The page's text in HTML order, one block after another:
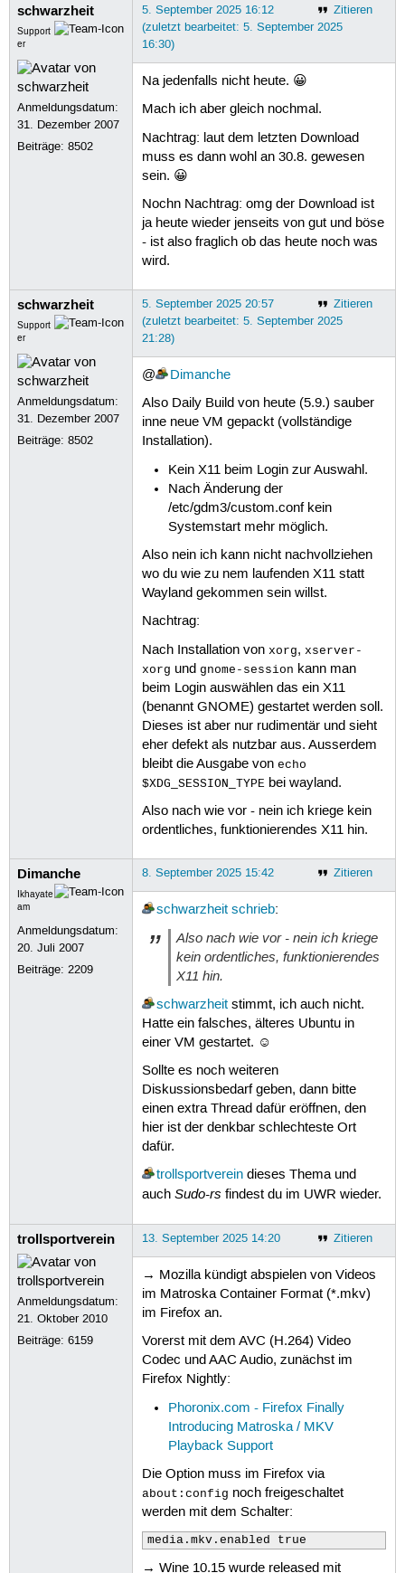
schwarzheit
Support
er
Anmeldungsdatum:
31. Dezember 2007
Beiträge:8502
Zitieren
5. September 2025 16:12
(zuletzt bearbeitet: 5. September 2025
16:30)
Na jedenfalls nicht heute. 😀
Mach ich aber gleich nochmal.
Nachtrag: laut dem letzten Download
muss es dann wohl an 30.8. gewesen
sein. 😀
Nochn Nachtrag: omg der Download ist
ja heute wieder jenseits von gut und böse
- ist also fraglich ob das heute noch was
wird.
schwarzheit
Support
er
Anmeldungsdatum:
31. Dezember 2007
Beiträge:8502
Zitieren
5. September 2025 20:57
(zuletzt bearbeitet: 5. September 2025
21:28)
@
Dimanche
Also Daily Build von heute (5.9.) sauber
inne neue VM gepackt (vollständige
Installation).
Kein X11 beim Login zur Auswahl.
Nach Änderung der
/etc/gdm3/custom.conf kein
Systemstart mehr möglich.
Also nein ich kann nicht nachvollziehen
wo du wie zu nem laufenden X11 statt
Wayland gekommen sein willst.
Nachtrag:
Nach Installation von xorg, xserver-
xorg und gnome-session kann man
beim Login auswählen das ein X11
(benannt GNOME) gestartet werden soll.
Dieses ist aber nur rudimentär und sieht
eher defekt als nutzbar aus. Ausserdem
bleibt die Ausgabe von echo
$XDG_SESSION_TYPEbei wayland.
Also nach wie vor - nein ich kriege kein
ordentliches, funktionierendes X11 hin.
Dimanche
Ikhayate
am
Anmeldungsdatum:
20. Juli 2007
Beiträge:2209
Zitieren
8. September 2025 15:42
schwarzheit schrieb:
Also nach wie vor - nein ich kriege
kein ordentliches, funktionierendes
X11 hin.
schwarzheitstimmt, ich auch nicht.
Hatte ein falsches, älteres Ubuntu in
einer VM gestartet. ☺
Sollte es noch weiteren
Diskussionsbedarf geben, dann bitte
einen extra Thread dafür eröffnen, den
hier ist der denkbar schlechteste Ort
dafür.
trollsportvereindieses Thema und
auch Sudo-rs findest du im UWR wieder.
trollsportverein
Anmeldungsdatum:
21. Oktober 2010
Beiträge:6159
Zitieren
13. September 2025 14:20
→ Mozilla kündigt abspielen von Videos
im Matroska Container Format (*.mkv)
im Firefox an.
Vorerst mit dem AVC (H.264) Video
Codec und AAC Audio, zunächst im
Firefox Nightly:
Phoronix.com - Firefox Finally
Introducing Matroska / MKV
Playback Support
Die Option muss im Firefox via
about:config noch freigeschaltet
werden mit dem Schalter:
media.mkv.enabled true
→ Wine 10.15 wurde released mit